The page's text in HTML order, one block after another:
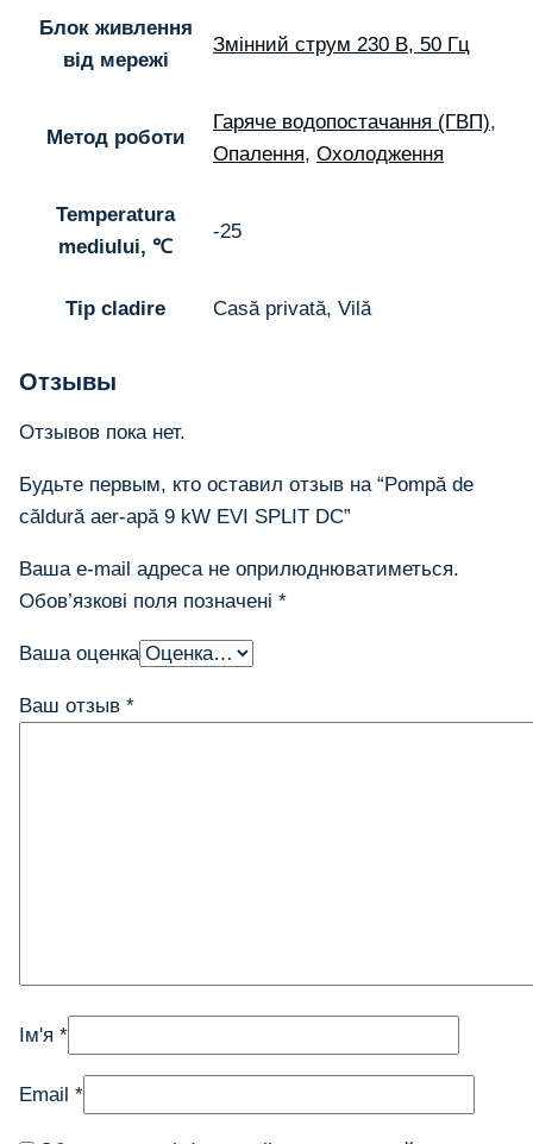
Блок живлення
від мережі
Змінний струм 230 В, 50 Гц
Метод роботи
Гаряче водопостачання (ГВП),
Опалення, Охолодження
Temperatura
mediului, ℃
-25
Tip cladire Casă privată, Vilă
Отзывы
Отзывов пока нет.
Будьте первым, кто оставил отзыв на “Pompă de
căldură aer-apă 9 kW EVI SPLIT DC”
Ваша e-mail адреса не оприлюднюватиметься.
Обов’язкові поля позначені *
Ваша оценка
Ваш отзыв *
Ім'я *
Email *